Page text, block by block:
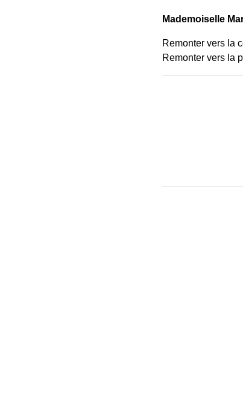
Mademoiselle
Remonter vers la
Remonter vers la